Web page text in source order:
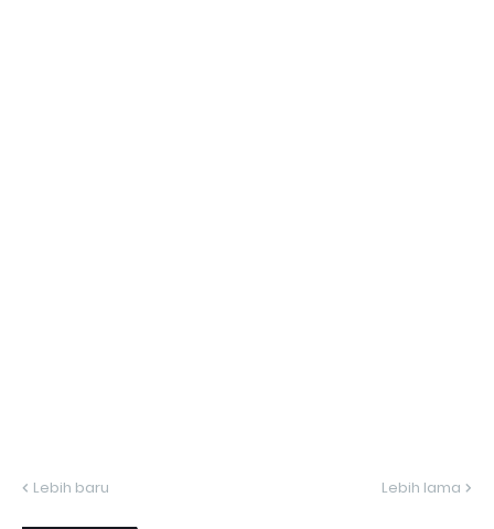
Lebih baru Lebih lama